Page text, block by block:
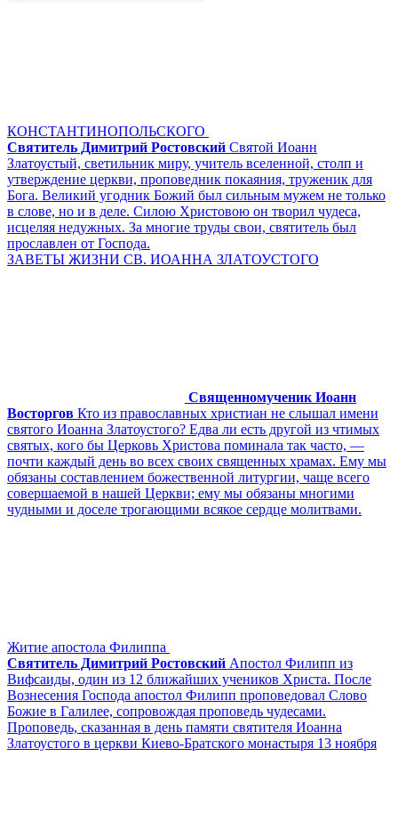
КОНСТАНТИНОПОЛЬСКОГО
Святитель Димитрий Ростовский Святой Иоанн
Златоустый, светильник миру, учитель вселенной, столп и
утверждение церкви, проповедник покаяния, труженик для
Бога. Великий угодник Божий был сильным мужем не только
в слове, но и в деле. Силою Христовою он творил чудеса,
исцеляя недужных. За многие труды свои, святитель был
прославлен от Господа.
ЗАВЕТЫ ЖИЗНИ СВ. ИОАННА ЗЛАТОУСТОГО
Священномученик Иоанн
Восторгов Кто из православных христиан не слышал имени
святого Иоанна Златоустого? Едва ли есть другой из чтимых
святых, кого бы Церковь Христова поминала так часто, —
почти каждый день во всех своих священных храмах. Ему мы
обязаны составлением божественной литургии, чаще всего
совершаемой в нашей Церкви; ему мы обязаны многими
чудными и доселе трогающими всякое сердце молитвами.
Житие апостола Филиппа
Святитель Димитрий Ростовский Апостол Филипп из
Вифсаиды, один из 12 ближайших учеников Христа. После
Вознесения Господа апостол Филипп проповедовал Слово
Божие в Галилее, сопровождая проповедь чудесами.
Проповедь, сказанная в день памяти святителя Иоанна
Златоустого в церкви Киево-Братского монастыря 13 ноября